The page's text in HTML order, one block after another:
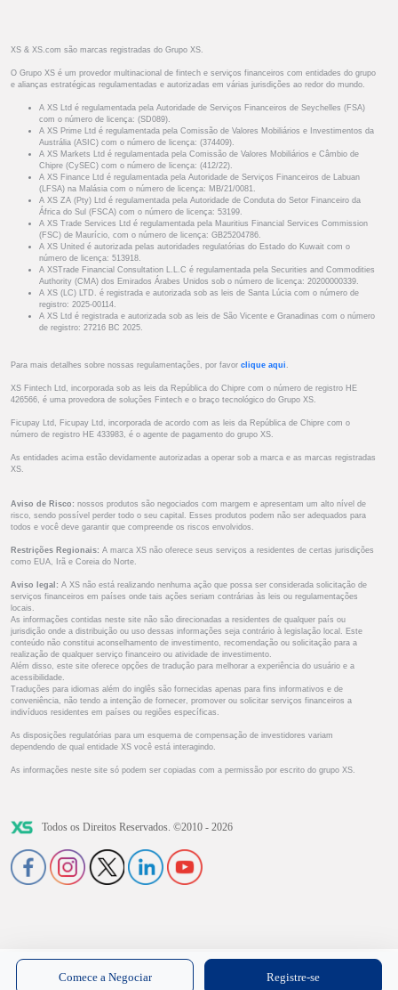
XS & XS.com são marcas registradas do Grupo XS.
O Grupo XS é um provedor multinacional de fintech e serviços financeiros com entidades do grupo
e alianças estratégicas regulamentadas e autorizadas em várias jurisdições ao redor do mundo.
A XS Ltd é regulamentada pela Autoridade de Serviços Financeiros de Seychelles (FSA)
com o número de licença: (SD089).
A XS Prime Ltd é regulamentada pela Comissão de Valores Mobiliários e Investimentos da
Austrália (ASIC) com o número de licença: (374409).
A XS Markets Ltd é regulamentada pela Comissão de Valores Mobiliários e Câmbio de
Chipre (CySEC) com o número de licença: (412/22).
A XS Finance Ltd é regulamentada pela Autoridade de Serviços Financeiros de Labuan
(LFSA) na Malásia com o número de licença: MB/21/0081.
A XS ZA (Pty) Ltd é regulamentada pela Autoridade de Conduta do Setor Financeiro da
África do Sul (FSCA) com o número de licença: 53199.
A XS Trade Services Ltd é regulamentada pela Mauritius Financial Services Commission
(FSC) de Maurício, com o número de licença: GB25204786.
A XS United é autorizada pelas autoridades regulatórias do Estado do Kuwait com o
número de licença: 513918.
A XSTrade Financial Consultation L.L.C é regulamentada pela Securities and Commodities
Authority (CMA) dos Emirados Árabes Unidos sob o número de licença: 20200000339.
A XS (LC) LTD. é registrada e autorizada sob as leis de Santa Lúcia com o número de
registro: 2025-00114.
A XS Ltd é registrada e autorizada sob as leis de São Vicente e Granadinas com o número
de registro: 27216 BC 2025.
Para mais detalhes sobre nossas regulamentações, por favor clique aqui .
XS Fintech Ltd, incorporada sob as leis da República do Chipre com o número de registro HE
426566, é uma provedora de soluções Fintech e o braço tecnológico do Grupo XS.
Ficupay Ltd, Ficupay Ltd, incorporada de acordo com as leis da República de Chipre com o
número de registro HE 433983, é o agente de pagamento do grupo XS.
As entidades acima estão devidamente autorizadas a operar sob a marca e as marcas registradas
XS.
Aviso de Risco: nossos produtos são negociados com margem e apresentam um alto nível de
risco, sendo possível perder todo o seu capital. Esses produtos podem não ser adequados para
todos e você deve garantir que compreende os riscos envolvidos.
Restrições Regionais: A marca XS não oferece seus serviços a residentes de certas jurisdições
como EUA, Irã e Coreia do Norte.
Aviso legal: A XS não está realizando nenhuma ação que possa ser considerada solicitação de
serviços financeiros em países onde tais ações seriam contrárias às leis ou regulamentações
locais.
As informações contidas neste site não são direcionadas a residentes de qualquer país ou
jurisdição onde a distribuição ou uso dessas informações seja contrário à legislação local. Este
conteúdo não constitui aconselhamento de investimento, recomendação ou solicitação para a
realização de qualquer serviço financeiro ou atividade de investimento.
Além disso, este site oferece opções de tradução para melhorar a experiência do usuário e a
acessibilidade.
Traduções para idiomas além do inglês são fornecidas apenas para fins informativos e de
conveniência, não tendo a intenção de fornecer, promover ou solicitar serviços financeiros a
indivíduos residentes em países ou regiões específicas.
As disposições regulatórias para um esquema de compensação de investidores variam
dependendo de qual entidade XS você está interagindo.
As informações neste site só podem ser copiadas com a permissão por escrito do grupo XS.
Todos os Direitos Reservados. ©2010 - 2026
Comece a Negociar Registre-se